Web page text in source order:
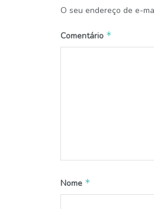
O seu endereço de e-
Comentário *
Nome *